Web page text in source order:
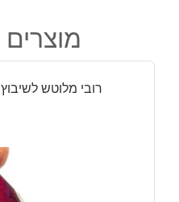
רובי מלוטש לשיבוץ